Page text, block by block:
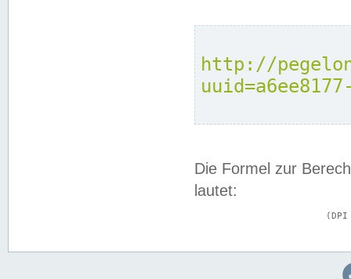
http://
Die Formel zur
lautet: